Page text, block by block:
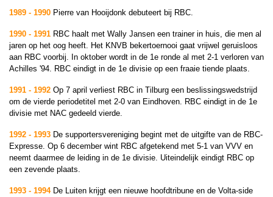
1989 - 1990 Pierre van Hooijdonk debuteert bij RBC.
1990 - 1991 RBC haalt met Wally Jansen een trainer in huis, die men al
jaren op het oog heeft. Het KNVB bekertoernooi gaat vrijwel geruisloos
aan RBC voorbij. In oktober wordt in de 1e ronde al met 2-1 verloren van
Achilles '94. RBC eindigt in de 1e divisie op een fraaie tiende plaats.
1991 - 1992 Op 7 april verliest RBC in Tilburg een beslissingswedstrijd
om de vierde periodetitel met 2-0 van Eindhoven. RBC eindigt in de 1e
divisie met NAC gedeeld vierde.
1992 - 1993 De supportersvereniging begint met de uitgifte van de RBC-
Expresse. Op 6 december wint RBC afgetekend met 5-1 van VVV en
neemt daarmee de leiding in de 1e divisie. Uiteindelijk eindigt RBC op
een zevende plaats.
1993 - 1994De Luiten krijgt een nieuwe hoofdtribune en de Volta-side